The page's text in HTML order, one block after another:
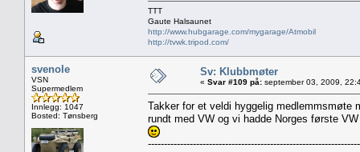
TTT
Gaute Halsaunet
http://www.hubgarage.com/mygarage/Atmobil
http://tvwk.tripod.com/
svenole
VSN
Supermedlem
Innlegg: 1047
Bosted: Tønsberg
Sv: Klubbmøter
« Svar #109 på: september 03, 2009,
Takker for et veldi hyggelig
rundt med VW og vi hadde Norges første